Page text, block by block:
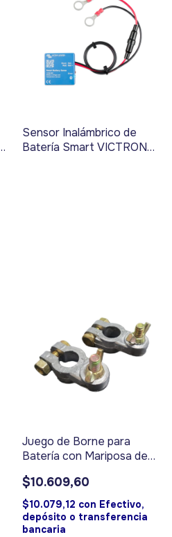
Sensor Inalámbrico de
Batería Smart VICTRON
Juego de Borne para
Batería con Mariposa de
$10.609,60
$10.079,12 con Efectivo,
depósito o transferencia
bancaria